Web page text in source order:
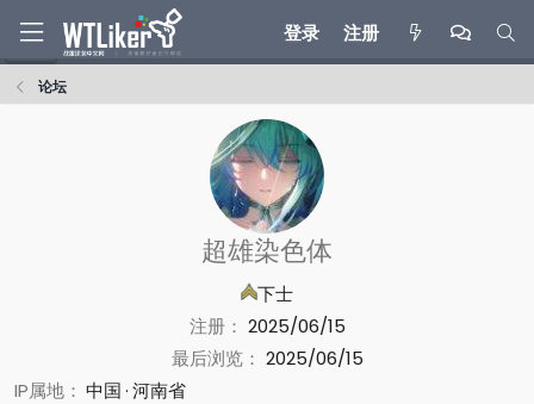
登录 注册
论坛
超雄染色体
下士
注册
2025/06/15
最后浏览
2025/06/15
IP属地
中国 河南省